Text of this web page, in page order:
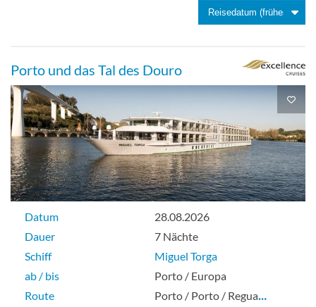
Balkonkabine
Mini Suite, frz. Balkon
Suite
Porto und das Tal des Douro
Datum
28.08.2026
Dauer
7 Nächte
Schiff
Miguel Torga
ab / bis
Porto / Europa
Route
Porto / Porto / Regua…